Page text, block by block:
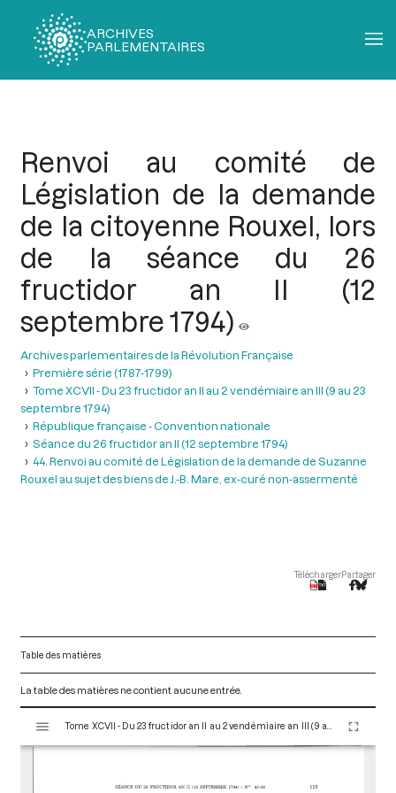
ARCHIVES
PARLEMENTAIRES
Renvoi au comité de
Législation de la demande
de la citoyenne Rouxel, lors
de la séance du 26
fructidor an II (12
septembre 1794)
Archives parlementaires de la Révolution Française
Première série (1787-1799)
Tome XCVII - Du 23 fructidor an II au 2 vendémiaire an III (9 au 23
septembre 1794)
République française - Convention nationale
Séance du 26 fructidor an II (12 septembre 1794)
44. Renvoi au comité de Législation de la demande de Suzanne
Rouxel au sujet des biens de J.-B. Mare, ex-curé non-assermenté
TéléchargerPartager
Table des matières
La table des matières ne contient aucune entrée.
s